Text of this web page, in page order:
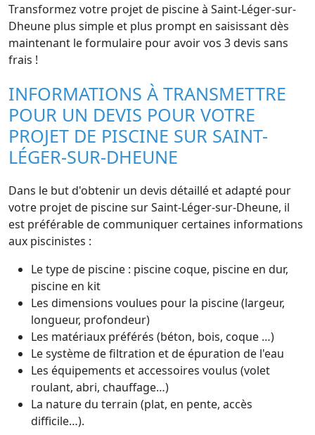
Transformez votre projet de piscine à Saint-Léger-sur-
Dheune plus simple et plus prompt en saisissant dès
maintenant le formulaire pour avoir vos 3 devis sans
frais !
INFORMATIONS À TRANSMETTRE
POUR UN DEVIS POUR VOTRE
PROJET DE PISCINE SUR SAINT-
LÉGER-SUR-DHEUNE
Dans le but d'obtenir un devis détaillé et adapté pour
votre projet de piscine sur Saint-Léger-sur-Dheune, il
est préférable de communiquer certaines informations
aux piscinistes :
Le type de piscine : piscine coque, piscine en dur,
piscine en kit
Les dimensions voulues pour la piscine (largeur,
longueur, profondeur)
Les matériaux préférés (béton, bois, coque …)
Le système de filtration et de épuration de l'eau
Les équipements et accessoires voulus (volet
roulant, abri, chauffage…)
La nature du terrain (plat, en pente, accès
difficile…).